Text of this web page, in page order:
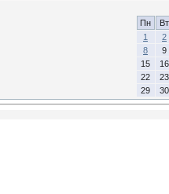
Пн
Вт
1
2
8
9
15
16
22
23
29
30